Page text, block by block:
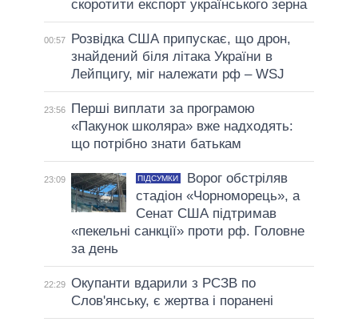
скоротити експорт українського зерна
00:57
Розвідка США припускає, що дрон,
знайдений біля літака України в
Лейпцигу, міг належати рф – WSJ
23:56
Перші виплати за програмою
«Пакунок школяра» вже надходять:
що потрібно знати батькам
23:09 ПІДСУМКИ
Ворог обстріляв
стадіон «Чорноморець», а
Сенат США підтримав
«пекельні санкції» проти рф. Головне
за день
22:29 Окупанти вдарили з РСЗВ по
Слов'янську, є жертва і поранені